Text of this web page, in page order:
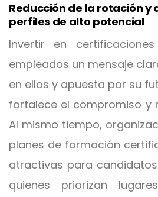
Reducción de la rotación y
perfiles de alto potencial
Invertir en
empleados un mensaje
en ellos y apuesta por su
fortalece el compromiso y
Al mismo tiempo,
planes de formación
atractivas para
quienes priorizan